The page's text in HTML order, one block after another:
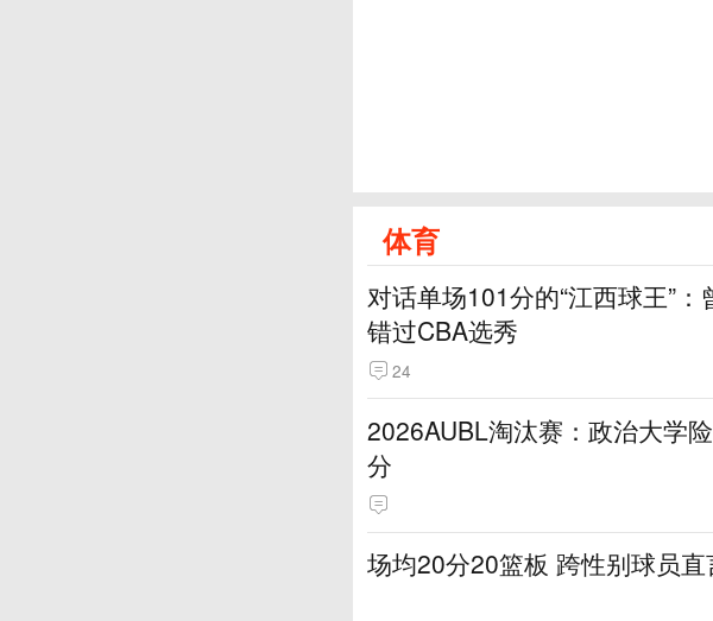
体育
对话单场101分的“江西球王”
错过CBA选秀
24
2026AUBL淘汰赛：政治大学
分
场均20分20篮板 跨性别球员